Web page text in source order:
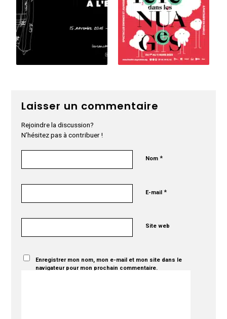
Laisser un commentaire
Rejoindre la discussion?
N’hésitez pas à contribuer !
Nom*
E-mail*
Site web
Enregistrer mon nom, mon e-mail et mon site dans le
navigateur pour mon prochain commentaire.